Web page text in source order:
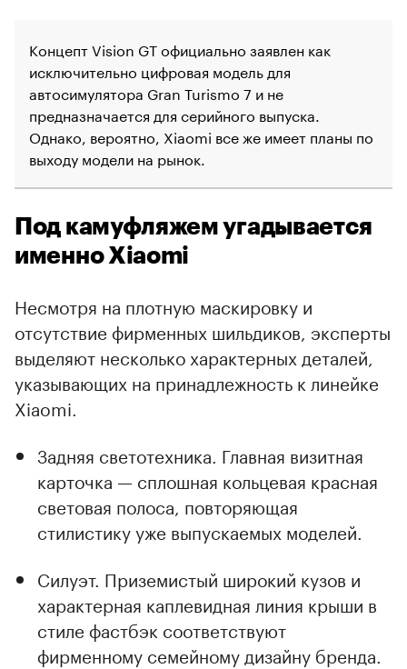
Концепт Vision GT официально заявлен как
исключительно цифровая модель для
автосимулятора Gran Turismo 7 и не
предназначается для серийного выпуска.
Однако, вероятно, Xiaomi все же имеет планы по
выходу модели на рынок.
Под камуфляжем угадывается
именно Xiaomi
Несмотря на плотную маскировку и
отсутствие фирменных шильдиков, эксперты
выделяют несколько характерных деталей,
указывающих на принадлежность к линейке
Xiaomi.
Задняя светотехника. Главная визитная
карточка — сплошная кольцевая красная
световая полоса, повторяющая
стилистику уже выпускаемых моделей.
Силуэт. Приземистый широкий кузов и
характерная каплевидная линия крыши в
стиле фастбэк соответствуют
фирменному семейному дизайну бренда.